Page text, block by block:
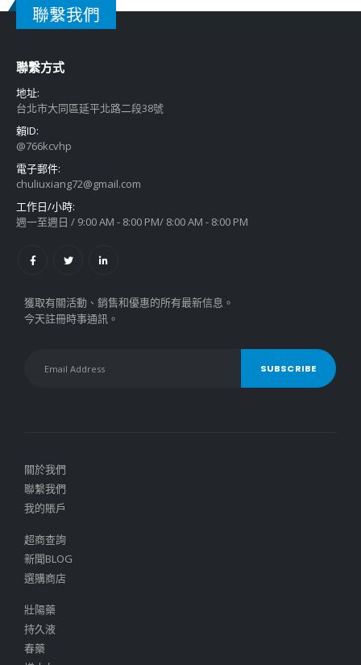
聯繫我們
聯繫方式
地址:
台北市大同區延平北路二段38號
賴ID:
@766kcvhp
電子郵件:
chuliuxiang72@gmail.com
工作日/小時:
週一至週日 / 9:00 AM - 8:00 PM/ 8:00 AM - 8:00 PM
獲取有關活動、銷售和優惠的所有最新信息。
今天註冊時事通訊。
關於我們
聯繫我們
我的賬戶
超商查詢
新聞BLOG
選購商店
壯陽藥
持久液
春藥